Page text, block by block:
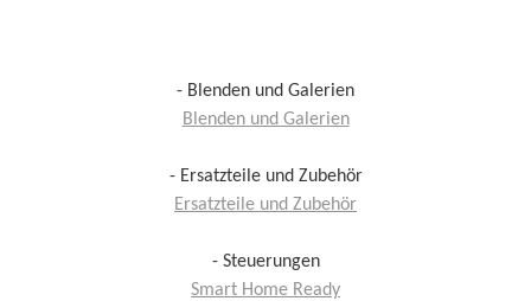
- Blenden und Galerien
Blenden und Galerien
- Ersatzteile und Zubehör
Ersatzteile und Zubehör
- Steuerungen
Smart Home Ready